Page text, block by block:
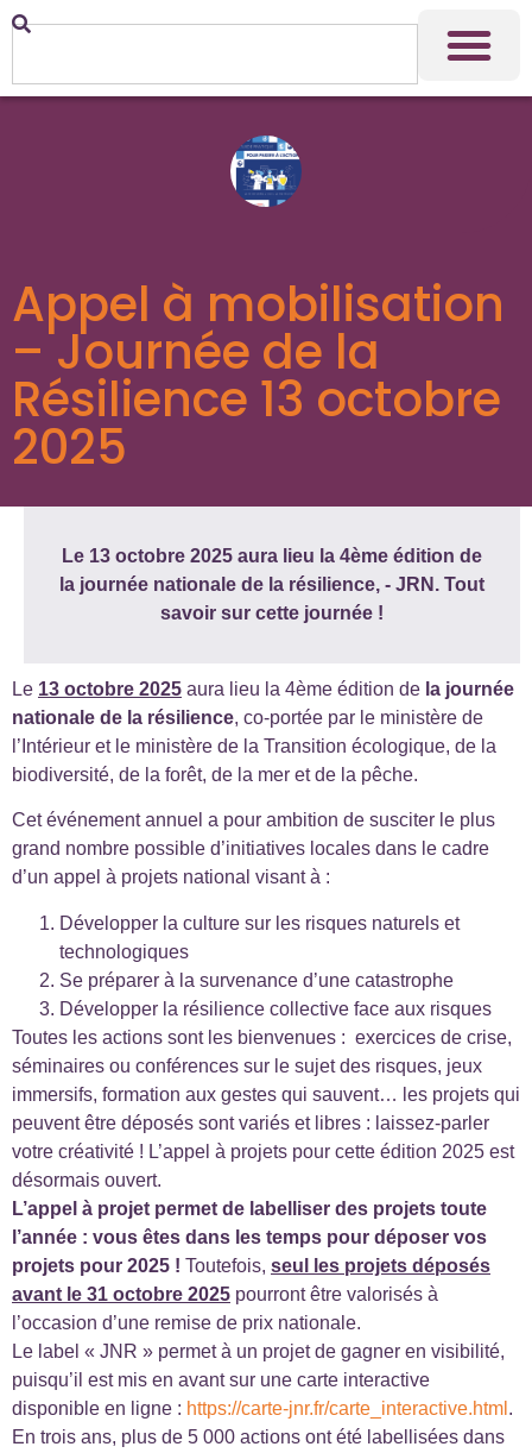
Appel à mobilisation
– Journée de la
Résilience 13 octobre
2025
Le 13 octobre 2025 aura lieu la 4ème édition de
la journée nationale de la résilience, - JRN. Tout
savoir sur cette journée !
Le 13 octobre 2025 aura lieu la 4ème édition de la journée
nationale de la résilience, co-portée par le ministère de
l’Intérieur et le ministère de la Transition écologique, de la
biodiversité, de la forêt, de la mer et de la pêche.
Cet événement annuel a pour ambition de susciter le plus
grand nombre possible d’initiatives locales dans le cadre
d’un appel à projets national visant à :
Développer la culture sur les risques naturels et
technologiques
Se préparer à la survenance d’une catastrophe
Développer la résilience collective face aux risques
Toutes les actions sont les bienvenues : exercices de crise,
séminaires ou conférences sur le sujet des risques, jeux
immersifs, formation aux gestes qui sauvent… les projets qui
peuvent être déposés sont variés et libres : laissez-parler
votre créativité ! L’appel à projets pour cette édition 2025 est
désormais ouvert.
L’appel à projet permet de labelliser des projets toute
l’année : vous êtes dans les temps pour déposer vos
projets pour 2025 ! Toutefois, seul les projets déposés
avant le 31 octobre 2025 pourront être valorisés à
l’occasion d’une remise de prix nationale.
Le label « JNR » permet à un projet de gagner en visibilité,
puisqu’il est mis en avant sur une carte interactive
disponible en ligne : https://carte-jnr.fr/carte_interactive.html .
En trois ans, plus de 5 000 actions ont été labellisées dans